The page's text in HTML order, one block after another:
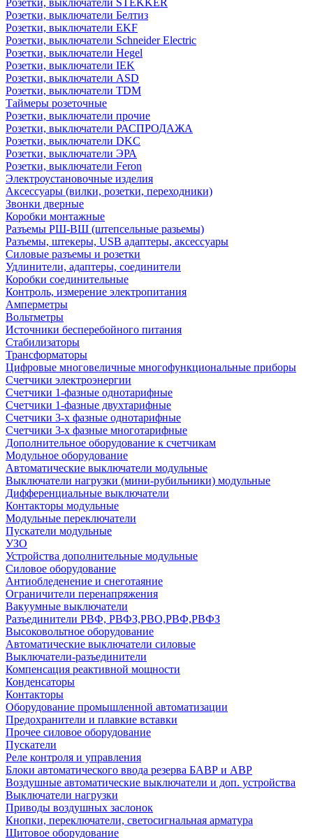
Розетки, выключатели STEKKER
Розетки, выключатели Белтиз
Розетки, выключатели EKF
Розетки, выключатели Schneider Electric
Розетки, выключатели Hegel
Розетки, выключатели IEK
Розетки, выключатели ASD
Розетки, выключатели TDM
Таймеры розеточные
Розетки, выключатели прочие
Розетки, выключатели РАСПРОДАЖА
Розетки, выключатели DKC
Розетки, выключатели ЭРА
Розетки, выключатели Feron
Электроустановочные изделия
Аксессуары (вилки, розетки, переходники)
Звонки дверные
Коробки монтажные
Разъемы РШ-ВШ (штепсельные разьемы)
Разъемы, штекеры, USB адаптеры, аксессуары
Силовые разъемы и розетки
Удлинители, адаптеры, соединители
Коробки соединительные
Контроль, измерение электропитания
Амперметры
Вольтметры
Источники бесперебойного питания
Стабилизаторы
Трансформаторы
Цифровые многовеличные многофункциональные приборы
Счетчики электроэнергии
Счетчики 1-фазные однотарифные
Счетчики 1-фазные двухтарифные
Счетчики 3-х фазные однотарифные
Счетчики 3-х фазные многотарифные
Дополнительное оборудование к счетчикам
Модульное оборудование
Автоматические выключатели модульные
Выключатели нагрузки (мини-рубильники) модульные
Дифференциальные выключатели
Контакторы модульные
Модульные переключатели
Пускатели модульные
УЗО
Устройства дополнительные модульные
Силовое оборудование
Антиобледенение и снеготаяние
Ограничители перенапряжения
Вакуумные выключатели
Разъединители РВФ, РВФЗ,РВО,РВФ,РВФЗ
Высоковольтное оборудование
Автоматические выключатели cиловые
Выключатели-разъединители
Компенсация реактивной мощности
Конденсаторы
Контакторы
Оборудование промышленной автоматизации
Предохранители и плавкие вставки
Прочее силовое оборудование
Пускатели
Реле контроля и управления
Блоки автоматического ввода резерва БАВР и АВР
Воздушные автоматические выключатели и доп. устройства
Выключатели нагрузки
Приводы воздушных заслонок
Кнопки, переключатели, светосигнальная арматура
Щитовое оборудование